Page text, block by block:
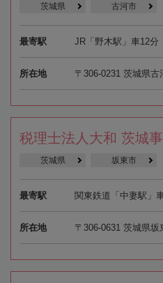
茨城県 古河市
最寄駅 JR「野木駅」車12分
所在地 〒306-0231 茨城県古
税理士法人大和 茨城
茨城県 坂東市
最寄駅 関東鉄道「中妻駅」
所在地 〒306-0631 茨城県